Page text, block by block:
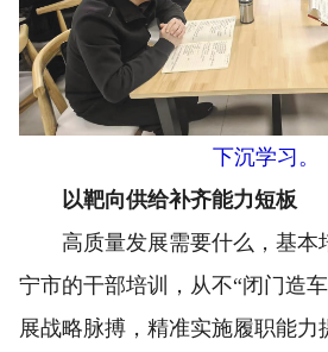
下沉学习。
以靶向供给补齐能力短板
高质量发展需要什么，基本
宁市的干部培训，从不“闭门造
展战略脉搏，精准实施履职能力